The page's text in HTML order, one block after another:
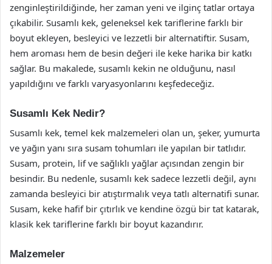
zenginleştirildiğinde, her zaman yeni ve ilginç tatlar ortaya
çıkabilir. Susamlı kek, geleneksel kek tariflerine farklı bir
boyut ekleyen, besleyici ve lezzetli bir alternatiftir. Susam,
hem aroması hem de besin değeri ile keke harika bir katkı
sağlar. Bu makalede, susamlı kekin ne olduğunu, nasıl
yapıldığını ve farklı varyasyonlarını keşfedeceğiz.
Susamlı Kek Nedir?
Susamlı kek, temel kek malzemeleri olan un, şeker, yumurta
ve yağın yanı sıra susam tohumları ile yapılan bir tatlıdır.
Susam, protein, lif ve sağlıklı yağlar açısından zengin bir
besindir. Bu nedenle, susamlı kek sadece lezzetli değil, aynı
zamanda besleyici bir atıştırmalık veya tatlı alternatifi sunar.
Susam, keke hafif bir çıtırlık ve kendine özgü bir tat katarak,
klasik kek tariflerine farklı bir boyut kazandırır.
Malzemeler